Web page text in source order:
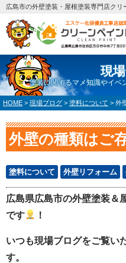
広島市の外壁塗装・屋根塗装専門店クリ
現
塗装に関するマメ知識やイベ
HOME > 現場ブログ > 塗料について > 外
外壁の種類はご
塗料について 外壁リフォーム
広島県広島市の外壁塗装＆
です
！
いつも現場ブログをご覧い
す。